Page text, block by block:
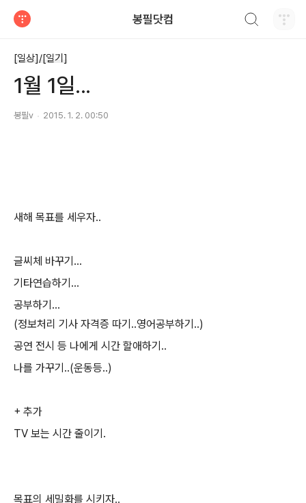
봉필닷컴
[일상]/[일기]
1월 1일...
봉필v 2015. 1. 2. 00:50
새해 목표를 세우자..
글씨체 바꾸기...
기타연습하기...
공부하기...
(정보처리 기사 자격증 따기..영어공부하기..)
공연 전시 등 나에게 시간 할애하기..
나를 가꾸기..(운동등..)
+ 추가
TV 보는 시간 줄이기.
목표의 세밀화를 시키자..